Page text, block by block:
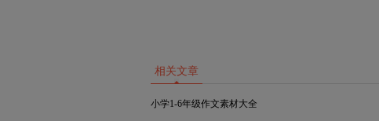
相关文章
小学1-6年级作文素材大全